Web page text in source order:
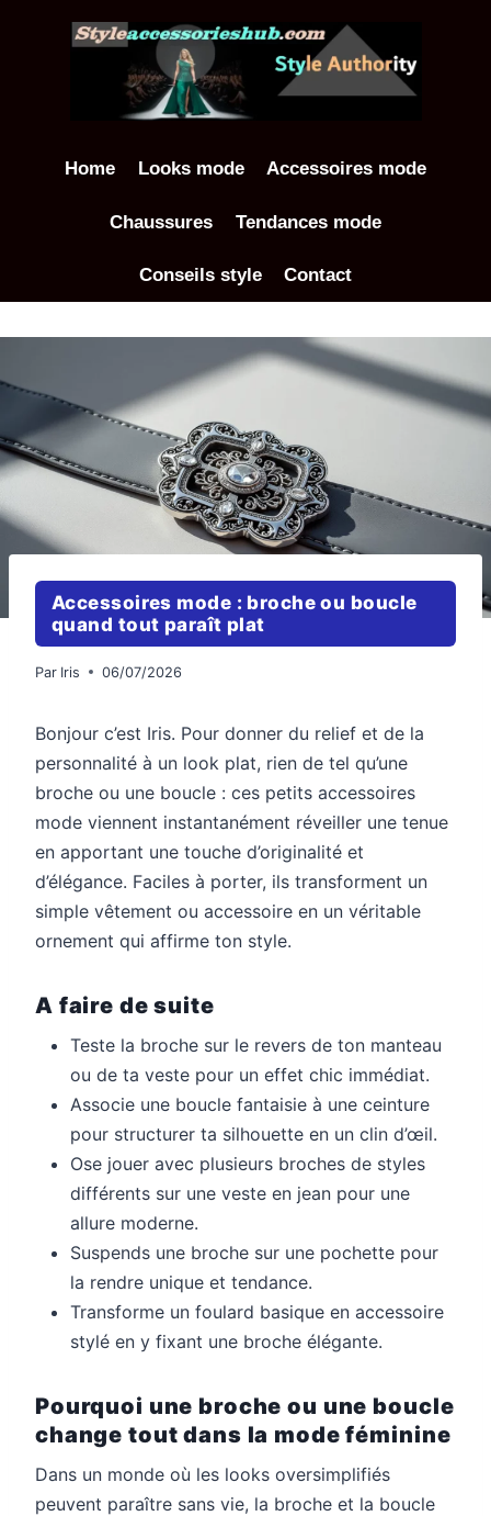
Home Looks mode Accessoires mode
Chaussures Tendances mode
Conseils style Contact
Accessoires mode : broche ou boucle
quand tout paraît plat
Par Iris 06/07/2026
Bonjour c’est Iris. Pour donner du relief et de la
personnalité à un look plat, rien de tel qu’une
broche ou une boucle : ces petits accessoires
mode viennent instantanément réveiller une tenue
en apportant une touche d’originalité et
d’élégance. Faciles à porter, ils transforment un
simple vêtement ou accessoire en un véritable
ornement qui affirme ton style.
A faire de suite
Teste la broche sur le revers de ton manteau
ou de ta veste pour un effet chic immédiat.
Associe une boucle fantaisie à une ceinture
pour structurer ta silhouette en un clin d’œil.
Ose jouer avec plusieurs broches de styles
différents sur une veste en jean pour une
allure moderne.
Suspends une broche sur une pochette pour
la rendre unique et tendance.
Transforme un foulard basique en accessoire
stylé en y fixant une broche élégante.
Pourquoi une broche ou une boucle
change tout dans la mode féminine
Dans un monde où les looks oversimplifiés
peuvent paraître sans vie, la broche et la boucle